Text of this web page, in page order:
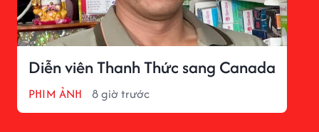
Diễn viên Thanh Thức sang Canada
PHIM ẢNH 8 giờ trước